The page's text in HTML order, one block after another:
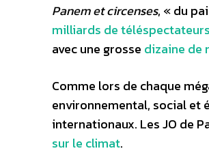
Panem et circenses, « du
milliards de téléspectateurs
avec une grosse dizaine de
Comme lors de chaque
environnemental, social et
internationaux. Les JO de
sur le climat.